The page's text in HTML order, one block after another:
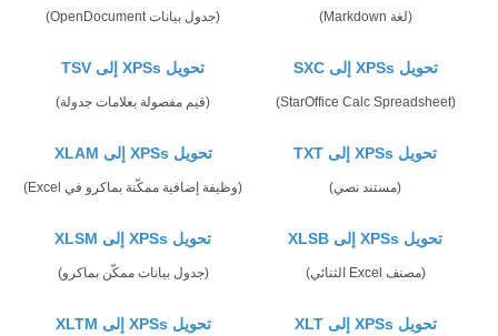
(لغة Markdown) (جدول بيانات OpenDocument)
تحويل XPSs إلى SXC
(StarOffice Calc Spreadsheet)
تحويل XPSs إلى TSV
(قيم مفصولة بعلامات جدولة)
تحويل XPSs إلى TXT
(مستند نصي)
تحويل XPSs إلى XLAM
(وظيفة إضافية ممكّنة بماكرو في Excel)
تحويل XPSs إلى XLSB
(مصنف Excel الثنائي)
تحويل XPSs إلى XLSM
(جدول بيانات ممكّن بماكرو)
تحويل XPSs إلى XLT تحويل XPSs إلى XLTM